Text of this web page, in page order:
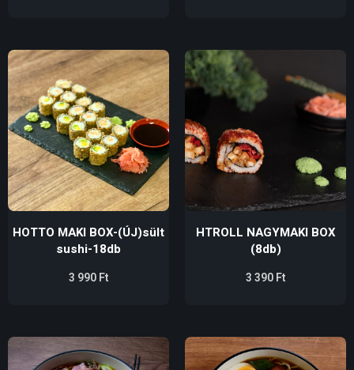
HOTTO MAKI BOX-(ÚJ)sült
sushi-18db
3 990Ft
HTROLL NAGYMAKI BOX
(8db)
3 390Ft